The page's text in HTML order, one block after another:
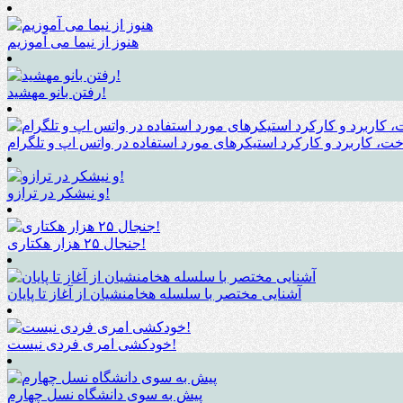
هنوز از نیما می آموزیم
رفتن بانو مهشید!
کاربرد و کارکرد استیکرهای مورد استفاده در واتس اپ و تلگرام
و نیشکر در ترازو!
جنجال ۲۵ هزار هکتاری!
آشنایی مختصر با سلسله هخامنشیان از آغاز تا پایان
خودکشی امری فردی نیست!
پیش به سوی دانشگاه نسل چهارم